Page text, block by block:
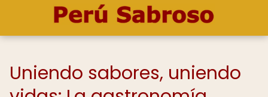
Uniendo sabores, uniendo